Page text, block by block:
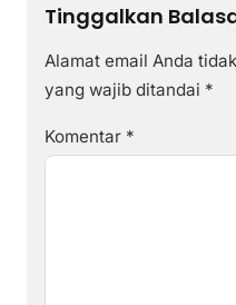
Tinggalkan
Alamat email Anda
yang wajib ditandai *
Komentar *